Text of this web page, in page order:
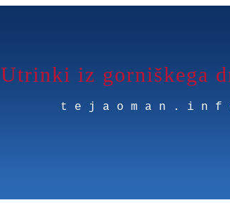
Utrinki iz gorniškega